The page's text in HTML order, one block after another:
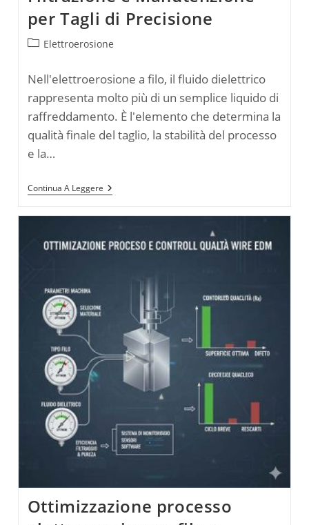
per Tagli di Precisione
Categoria
Elettroerosione
Nell'elettroerosione a filo, il fluido dielettrico
rappresenta molto più di un semplice liquido di
raffreddamento. È l'elemento che determina la
qualità finale del taglio, la stabilità del processo
e la…
Continua A LeggereFluido
Dielettrico
Acqua
Deionizzata,
Manutenzione
Tagli
Precisione
Ottimizzazione processo